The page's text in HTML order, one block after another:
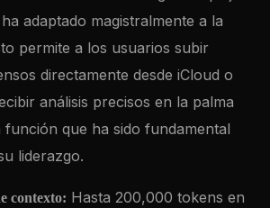
adaptado magistralmente a la
permite a los usuarios subir
directamente desde iCloud o
análisis precisos en la palma
que ha sido fundamental
liderazgo.
contexto: Hasta 200,000 tokens en